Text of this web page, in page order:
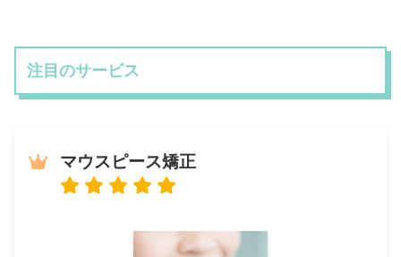
注目のサービス
マウスピース矯正